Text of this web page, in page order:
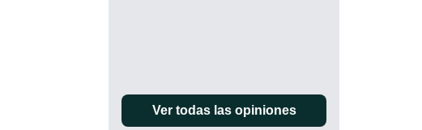
Ver todas las opiniones